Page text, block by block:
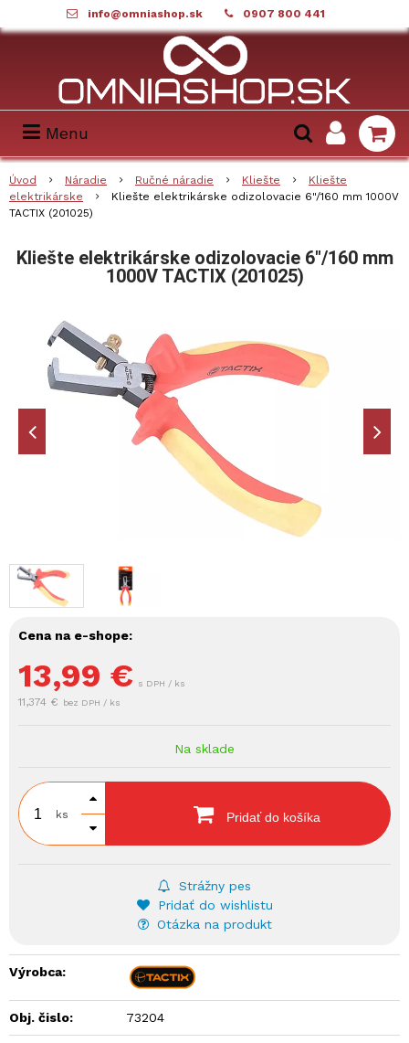
info@omniashop.sk 0907 800 441
Menu
Úvod Náradie Ručné náradie Kliešte
Kliešte
elektrikárske
Kliešte elektrikárske odizolovacie 6"/160 mm 1000V
TACTIX (201025)
Kliešte elektrikárske odizolovacie 6"/160 mm
1000V TACTIX (201025)
Cena na e-shope:
13,99 € s DPH / ks
11,374 € bez DPH / ks
Na sklade
ks Pridať do košíka
Strážny pes
Pridať do wishlistu
Otázka na produkt
Výrobca:
Obj. čislo: 73204